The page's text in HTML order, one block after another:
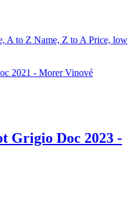
A to Z Name, Z to APrice, low
Grigio Doc 2023 -